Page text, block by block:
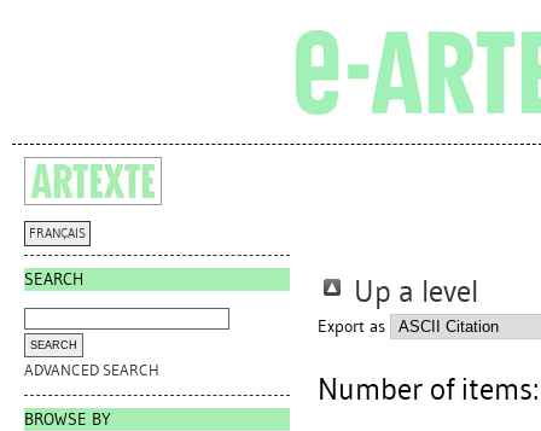
FRANÇAIS
SEARCH
ADVANCED SEARCH
BROWSE BY
Up a level
Export as
Number of